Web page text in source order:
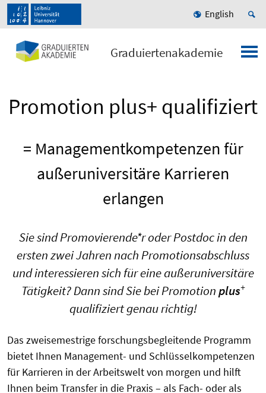
English
Graduiertenakademie
Promotion plus+ qualifiziert
= Managementkompetenzen für
außeruniversitäre Karrieren
erlangen
Sie sind Promovierende*r oder Postdoc in den
ersten zwei Jahren nach Promotionsabschluss
und interessieren sich für eine außeruniversitäre
Tätigkeit? Dann sind Sie bei Promotionplus+
qualifiziert genau richtig!
Das zweisemestrige forschungsbegleitende Programm
bietet Ihnen Management- und Schlüsselkompetenzen
für Karrieren in der Arbeitswelt von morgen und hilft
Ihnen beim Transfer in die Praxis – als Fach- oder als